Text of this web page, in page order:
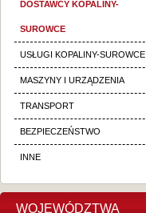
DOSTAWCY KOPALINY-
SUROWCE
USŁUGI KOPALINY-SUROWCE
MASZYNY I URZĄDZENIA
TRANSPORT
BEZPIECZEŃSTWO
INNE
WOJEWÓDZTWA